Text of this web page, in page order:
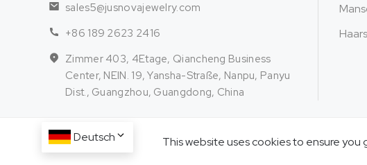
sales5@jusnovajewelry.com
+86 189 2623 2416
Zimmer 403, 4Etage, Qiancheng Business
Center, NEIN. 19, Yansha-Straße, Nanpu, Panyu
Dist., Guangzhou, Guangdong, China
Deutsch This website uses cookies to ensure